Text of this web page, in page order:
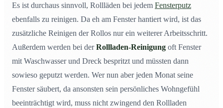
Es ist durchaus sinnvoll, Rollläden bei jedem Fensterputz
ebenfalls zu reinigen. Da eh am Fenster hantiert wird, ist das
zusätzliche Reinigen der Rollos nur ein weiterer Arbeitsschritt.
Außerdem werden bei derRollladen-Reinigung oft Fenster
mit Waschwasser und Dreck bespritzt und müssten dann
sowieso geputzt werden. Wer nun aber jeden Monat seine
Fenster säubert, da ansonsten sein persönliches Wohngefühl
beeinträchtigt wird, muss nicht zwingend den Rollladen